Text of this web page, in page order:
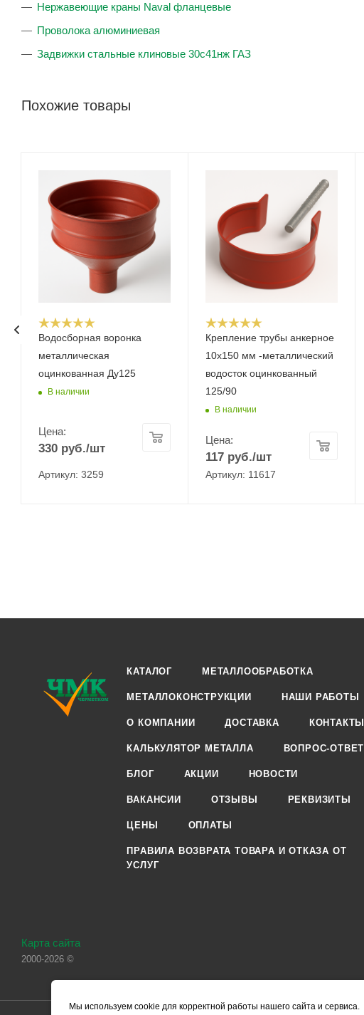
Нержавеющие краны Naval фланцевые
Проволока алюминиевая
Задвижки стальные клиновые 30с41нж ГАЗ
Похожие товары
Водосборная воронка
металлическая
оцинкованная Ду125
В наличии
Цена:
330 руб./шт
Артикул: 3259
Крепление трубы анкерное
10x150 мм -металлический
водосток оцинкованный
125/90
В наличии
Цена:
117руб./шт
Артикул: 11617
КАТАЛОГ МЕТАЛЛООБРАБОТКА
МЕТАЛЛОКОНСТРУКЦИИ НАШИ РАБОТЫ
О КОМПАНИИ ДОСТАВКА КОНТАКТЫ
КАЛЬКУЛЯТОР МЕТАЛЛА ВОПРОС-ОТВЕТ
БЛОГ АКЦИИ НОВОСТИ
ВАКАНСИИ ОТЗЫВЫ РЕКВИЗИТЫ
ЦЕНЫ ОПЛАТЫ
ПРАВИЛА ВОЗВРАТА ТОВАРА И ОТКАЗА ОТ
УСЛУГ
Карта сайта
2000-2026 ©
Мы используем cookie для корректной работы нашего сайта и сервиса.